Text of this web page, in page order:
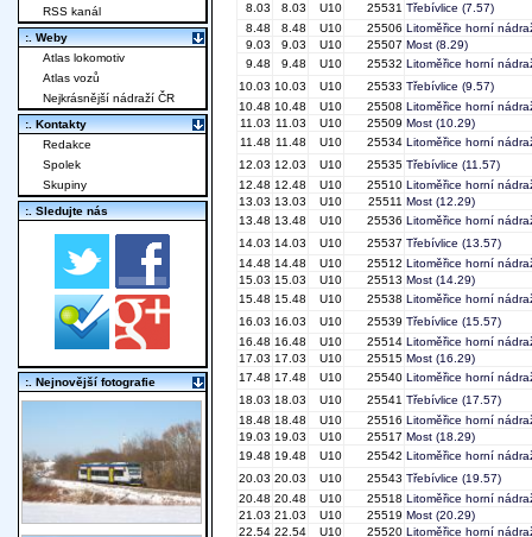
8.03
8.03 U10 25531 Třebívlice (7.57)
8.48
8.48 U10 25506 Litoměřice horní
9.03
9.03 U10 25507 Most (8.29)
9.48
9.48 U10 25532 Litoměřice horní
10.03 10.03 U10 25533 Třebívlice (9.57)
10.48 10.48 U10 25508 Litoměřice horní
11.03 11.03 U10 25509 Most (10.29)
11.48 11.48 U10 25534 Litoměřice horní
12.03 12.03 U10 25535 Třebívlice (11.57)
12.48 12.48 U10 25510 Litoměřice horní
13.03 13.03 U10 25511 Most (12.29)
13.48 13.48 U10 25536 Litoměřice horní
14.03 14.03 U10 25537 Třebívlice (13.57)
14.48 14.48 U10 25512 Litoměřice horní
15.03 15.03 U10 25513 Most (14.29)
15.48 15.48 U10 25538 Litoměřice horní
16.03 16.03 U10 25539 Třebívlice (15.57)
16.48 16.48 U10 25514 Litoměřice horní
17.03 17.03 U10 25515 Most (16.29)
17.48 17.48 U10 25540 Litoměřice horní
18.03 18.03 U10 25541 Třebívlice (17.57)
18.48 18.48 U10 25516 Litoměřice horní
19.03 19.03 U10 25517 Most (18.29)
19.48 19.48 U10 25542 Litoměřice horní
20.03 20.03 U10 25543 Třebívlice (19.57)
20.48 20.48 U10 25518 Litoměřice horní
21.03 21.03 U10 25519 Most (20.29)
22.54 22.54 U10 25520 Litoměřice horní
RSS kanál
:. Weby
Atlas lokomotiv
Atlas vozů
Nejkrásnější nádraží ČR
:. Kontakty
Redakce
Spolek
Skupiny
:. Sledujte nás
:. Nejnovější fotografie